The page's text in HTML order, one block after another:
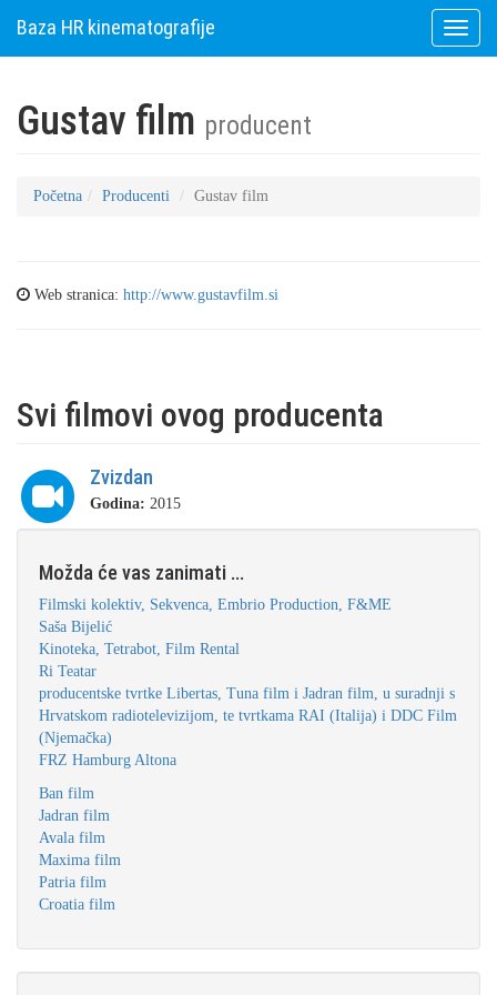
Toggle
Baza HR kinematografije
Gustav film producent
Početna Producenti Gustav film
Web stranica: http://www.gustavfilm.si
Svi filmovi ovog producenta
Zvizdan
Godina: 2015
Možda će vas zanimati ...
Filmski kolektiv, Sekvenca, Embrio Production, F&ME
Saša Bijelić
Kinoteka, Tetrabot, Film Rental
Ri Teatar
producentske tvrtke Libertas, Tuna film i Jadran film, u suradnji s
Hrvatskom radiotelevizijom, te tvrtkama RAI (Italija) i DDC Film
(Njemačka)
FRZ Hamburg Altona
Ban film
Jadran film
Avala film
Maxima film
Patria film
Croatia film